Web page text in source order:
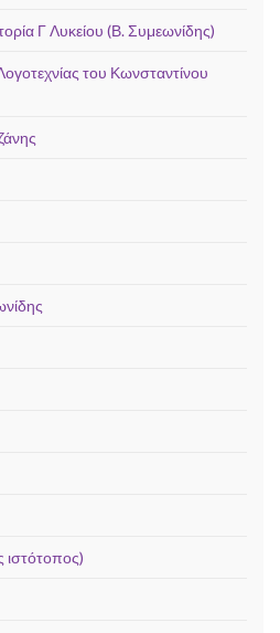
Γ Λυκείου (Β. Συμεωνίδης)
του Κωνσταντίνου
ιστότοπος)